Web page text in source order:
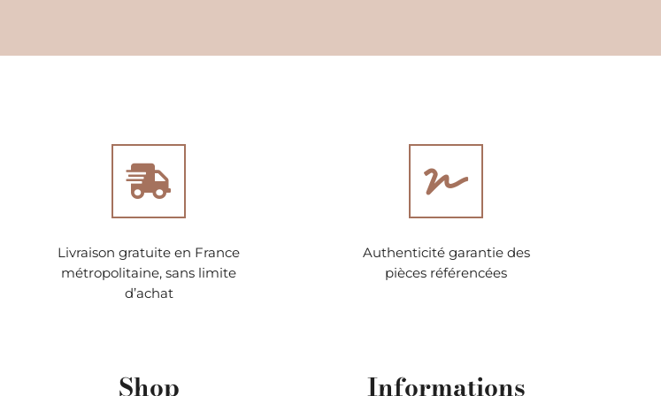
Livraison gratuite en France
métropolitaine, sans limite
d’achat
Authenticité garantie des
pièces référencées
Shop Informations